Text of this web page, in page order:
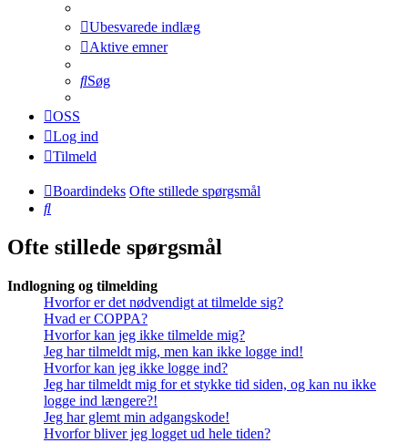
Ubesvarede indlæg
Aktive emner
Søg
OSS
Log ind
Tilmeld
Boardindeks Ofte stillede spørgsmål
Søg
Ofte stillede spørgsmål
Indlogning og tilmelding
Hvorfor er det nødvendigt at tilmelde sig?
Hvad er COPPA?
Hvorfor kan jeg ikke tilmelde mig?
Jeg har tilmeldt mig, men kan ikke logge ind!
Hvorfor kan jeg ikke logge ind?
Jeg har tilmeldt mig for et stykke tid siden, og kan nu ikke
logge ind længere?!
Jeg har glemt min adgangskode!
Hvorfor bliver jeg logget ud hele tiden?